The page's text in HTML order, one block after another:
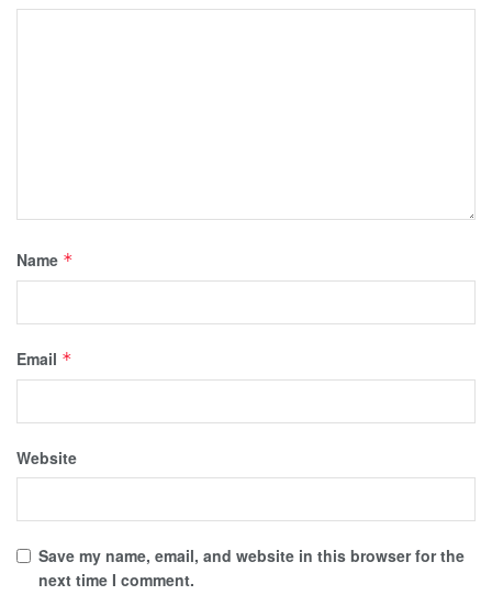
Name *
Email *
Website
Save my name, email, and website in this browser for the
next time I comment.